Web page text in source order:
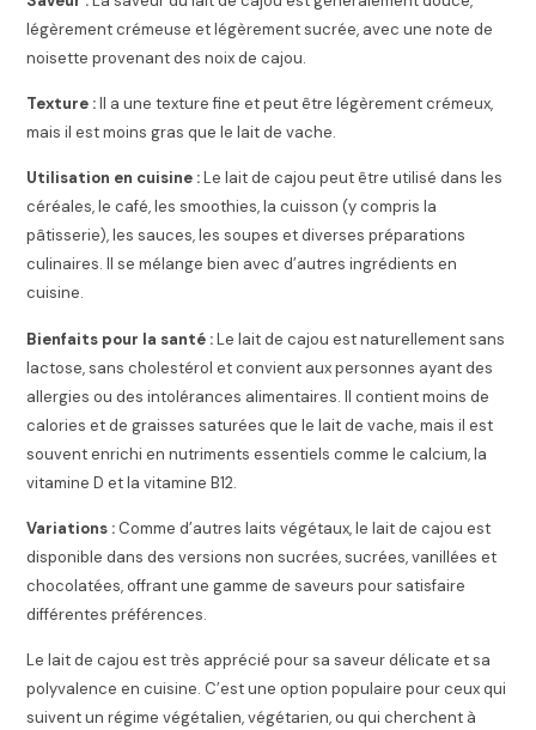
légèrement crémeuse et légèrement sucrée, avec une note de
noisette provenant des noix de cajou.
Texture :Il a une texture fine et peut être légèrement crémeux,
mais il est moins gras que le lait de vache.
Utilisation en cuisine :Le lait de cajou peut être utilisé dans les
céréales, le café, les smoothies, la cuisson (y compris la
pâtisserie), les sauces, les soupes et diverses préparations
culinaires. Il se mélange bien avec d’autres ingrédients en
cuisine.
Bienfaits pour la santé :Le lait de cajou est naturellement sans
lactose, sans cholestérol et convient aux personnes ayant des
allergies ou des intolérances alimentaires. Il contient moins de
calories et de graisses saturées que le lait de vache, mais il est
souvent enrichi en nutriments essentiels comme le calcium, la
vitamine D et la vitamine B12.
Variations : Comme d’autres laits végétaux, le lait de cajou est
disponible dans des versions non sucrées, sucrées, vanillées et
chocolatées, offrant une gamme de saveurs pour satisfaire
différentes préférences.
Le lait de cajou est très apprécié pour sa saveur délicate et sa
polyvalence en cuisine. C’est une option populaire pour ceux qui
suivent un régime végétalien, végétarien, ou qui cherchent à